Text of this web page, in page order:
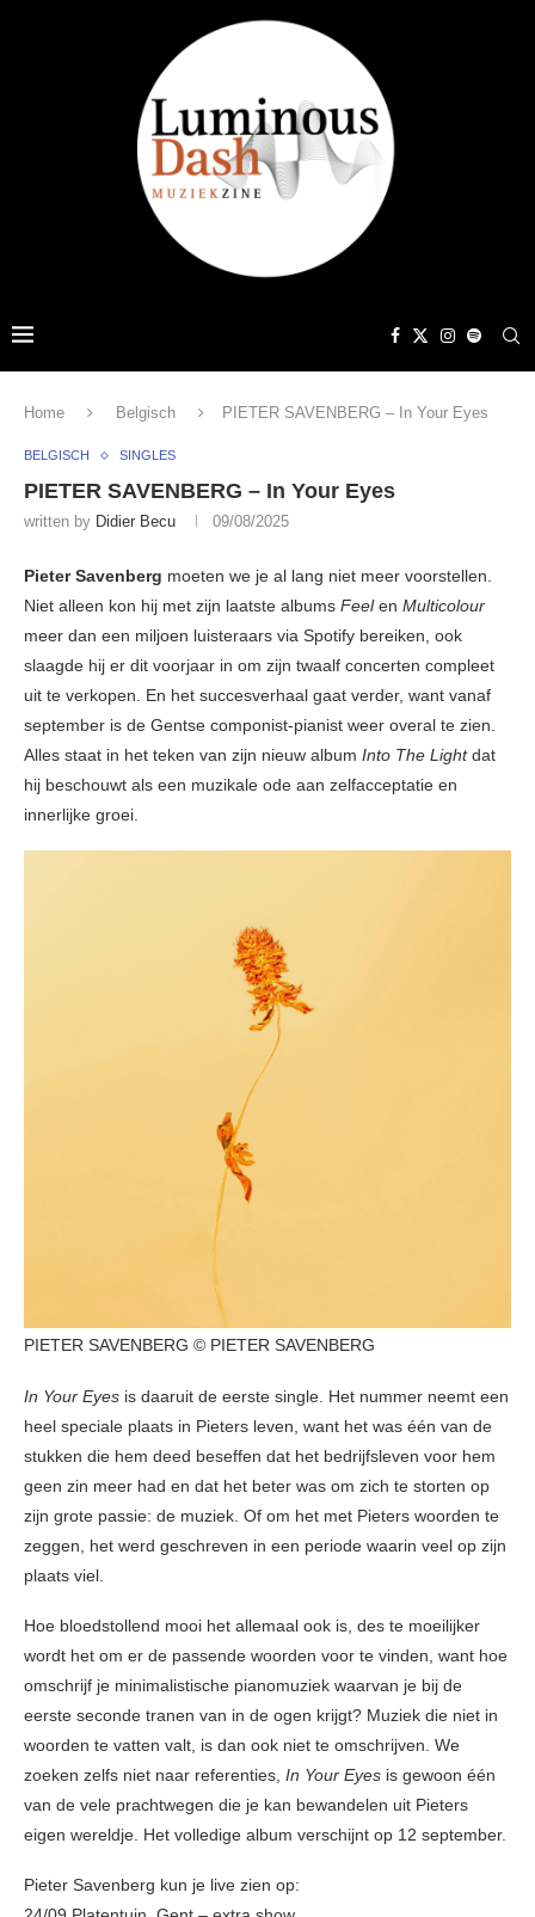
Home Belgisch PIETER SAVENBERG – In Your Eyes
BELGISCH SINGLES
PIETER SAVENBERG – In Your Eyes
written by Didier Becu 09/08/2025
Pieter Savenberg moeten we je al lang niet meer voorstellen.
Niet alleen kon hij met zijn laatste albums Feelen Multicolour
meer dan een miljoen luisteraars via Spotify bereiken, ook
slaagde hij er dit voorjaar in om zijn twaalf concerten compleet
uit te verkopen. En het succesverhaal gaat verder, want vanaf
september is de Gentse componist-pianist weer overal te zien.
Alles staat in het teken van zijn nieuw album Into The Lightdat
hij beschouwt als een muzikale ode aan zelfacceptatie en
innerlijke groei.
PIETER SAVENBERG © PIETER SAVENBERG
In Your Eyes is daaruit de eerste single. Het nummer neemt een
heel speciale plaats in Pieters leven, want het was één van de
stukken die hem deed beseffen dat het bedrijfsleven voor hem
geen zin meer had en dat het beter was om zich te storten op
zijn grote passie: de muziek. Of om het met Pieters woorden te
zeggen, het werd geschreven in een periode waarin veel op zijn
plaats viel.
Hoe bloedstollend mooi het allemaal ook is, des te moeilijker
wordt het om er de passende woorden voor te vinden, want hoe
omschrijf je minimalistische pianomuziek waarvan je bij de
eerste seconde tranen van in de ogen krijgt? Muziek die niet in
woorden te vatten valt, is dan ook niet te omschrijven. We
zoeken zelfs niet naar referenties, In Your Eyes is gewoon één
van de vele prachtwegen die je kan bewandelen uit Pieters
eigen wereldje. Het volledige album verschijnt op 12 september.
Pieter Savenberg kun je live zien op: